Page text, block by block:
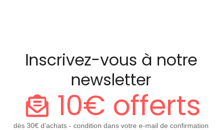
Inscrivez-vous à notre
newsletter
10€ offerts
dès 30€ d’achats - condition dans votre e-mail de confirmation